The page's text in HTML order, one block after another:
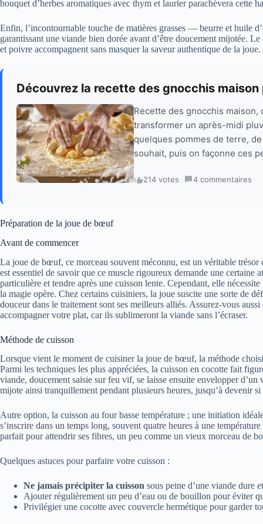
bouquet d’herbes aromatiques avec thym et laurier parachèvera cette
Enfin, l’incontournable touche de matières grasses — beurre et huile
garantissant une viande bien dorée avant d’être doucement mijotée.
et poivre accompagnent sans masquer la saveur authentique de la joue.
Découvrez la recette des gnocchis
Recette des gnocchis
transformer un après-midi
quelques pommes de terre,
souhait, puis on façonne ces
214 votes · 4 commentaires ·
Préparation de la joue de bœuf
Avant de commencer
La joue de bœuf, ce morceau souvent méconnu, est un véritable
est essentiel de savoir que ce muscle rigoureux demande une certaine
particulière et tendre après une cuisson lente. Cependant, elle
la magie opère. Chez certains cuisiniers, la joue suscite une sorte de
douceur dans le traitement sont ses meilleurs alliés. Assurez-vous
accompagner votre plat, car ils sublimeront la viande sans l’écraser.
Méthode de cuisson
Lorsque vient le moment de cuisiner la joue de bœuf, la méthode
Parmi les techniques les plus appréciées, la cuisson en cocotte fait
viande, doucement saisie sur feu vif, se laisse ensuite envelopper
mijote ainsi tranquillement pendant plusieurs heures, jusqu’à devenir
Autre option, la cuisson au four basse température ; une initiation
s’inscrire dans un temps long, souvent quatre heures à une
parfait pour attendrir ses fibres, un peu comme un vieux morceau de
Quelques astuces pour parfaire votre cuisson :
Ne jamais précipiter la cuisson sous peine d’une viande dure
Ajouter régulièrement un peu d’eau ou de bouillon pour éviter
Privilégier une cocotte avec couvercle hermétique pour garder